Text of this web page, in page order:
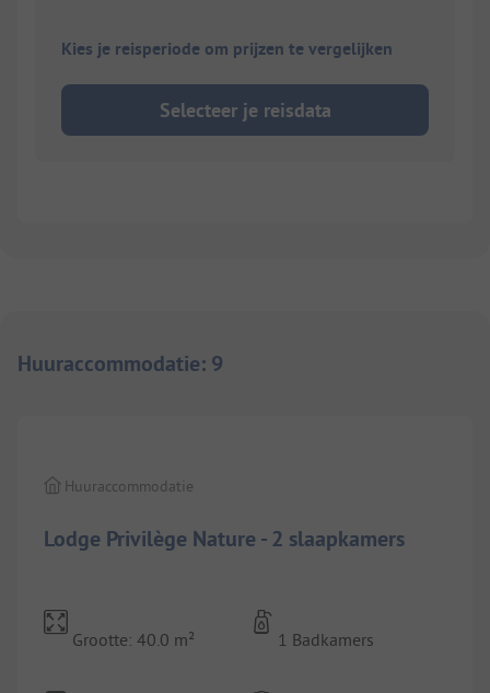
Kies je reisperiode om prijzen te vergelijken
Selecteer je reisdata
Huuraccommodatie: 9
Lodge Privilège Nature - 2 slaapkamers
Huuraccommodatie
Grootte: 40.0 m² 1 Badkamers